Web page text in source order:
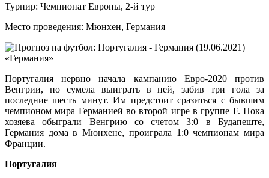
Турнир: Чемпионат Европы, 2-й тур
Место проведения: Мюнхен, Германия
«Германия»
Португалия нервно начала кампанию Евро-2020 против
Венгрии, но сумела выиграть в ней, забив три гола за
последние шесть минут. Им предстоит сразиться с бывшим
чемпионом мира Германией во второй игре в группе F. Пока
хозяева обыграли Венгрию со счетом 3:0 в Будапеште,
Германия дома в Мюнхене, проиграла 1:0 чемпионам мира
Франции.
Португалия